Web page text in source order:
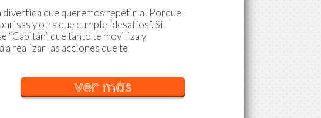
divertida que queremos repetirla! Porque
y otra que cumple “desafíos”. Si
“Capitán” que tanto te moviliza y
a realizar las acciones que te
ver más